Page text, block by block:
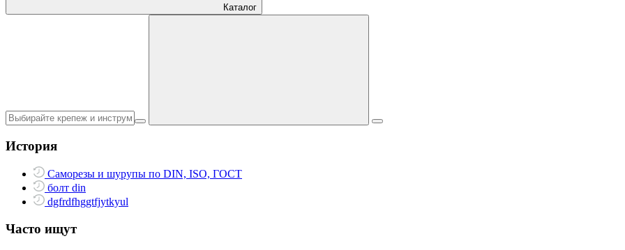
Каталог
История
Саморезы и шурупы по DIN, ISO, ГОСТ
болт din
dgfrdfhggtfjytkyul
Часто ищут